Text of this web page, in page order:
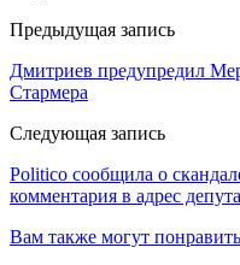
Предыдущая запись
Дмитриев предупредил
Стармера
Следующая запись
Politico сообщила о
комментария в адрес
Вам также могут